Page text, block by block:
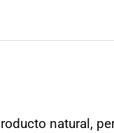
natural,